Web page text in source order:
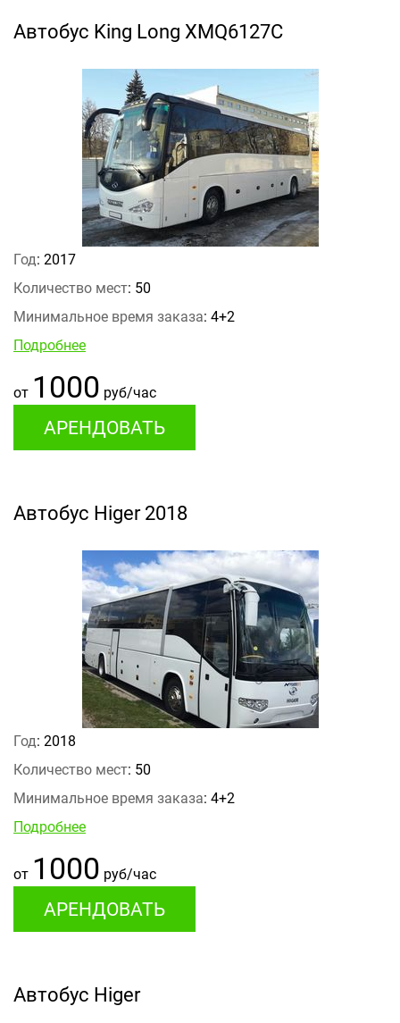
Автобус King Long XMQ6127С
Год: 2017
Количество мест: 50
Минимальное время заказа: 4+2
Подробнее
от 1000 руб/час
АРЕНДОВАТЬ
Автобус Higer 2018
Год: 2018
Количество мест: 50
Минимальное время заказа: 4+2
Подробнее
от 1000 руб/час
АРЕНДОВАТЬ
Автобус Higer